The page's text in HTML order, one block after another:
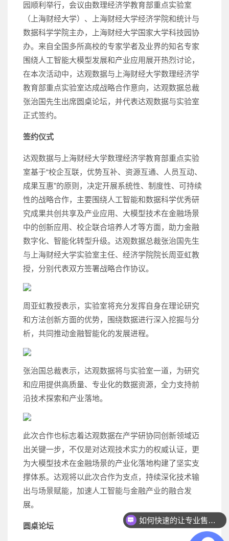
园顺利举行，会议由数理经济学教育部重点实验室
（上海财经大学）、上海财经大学经济学院和统计与
数据科学学院主办，上海财经大学国家大学科技园协
办。来自全国多所高校的专家学者及业界的知名专家
围绕人工智能大模型发展和产业应用展开热烈讨论，
在本次活动中，达观数据与上海财经大学数理经济学
教育部重点实验室达成战略合作意向，达观数据总裁
张治国先生出席圆桌论坛，并代表达观数据与实验室
正式签约。
签约仪式
达观数据与上海财经大学数理经济学教育部重点实验
室基于“校企互联，优势互补、资源互通、人员互动、
成果互惠”的原则，决定开展系统性、制度性、可持续
性的战略合作，主要围绕人工智能和数据科学优秀研
究成果共创共享及产业应用、大模型技术在金融场景
中的创新应用、校企联合培养人才等方面，助力金融
数字化、智能化转型升级。达观数据总裁张治国先生
与上海财经大学实验室主任、经济学院院长周亚虹教
授，分别代表双方签署战略合作协议。
周亚虹教授表示，实验室将充分发挥自身在理论研究
和方法创新方面的优势，围绕数据进行深入挖掘与分
析，共同推动金融智能化的发展进程。
张治国总裁表示，达观数据将与实验室一道，为研究
和应用提供高质量、专业化的数据资源，全力支持前
沿技术探索和产业落地。
此次合作也标志着达观数据在产学研协同创新领域迈
出关键一步，不仅是对达观技术实力的权威认证，更
为大模型技术在金融场景的产业化落地构建了坚实支
撑体系。达观将以此次合作为支点，持续深化技术输
出与场景赋能，加速人工智能与金融产业的融合发
展。
圆桌论坛